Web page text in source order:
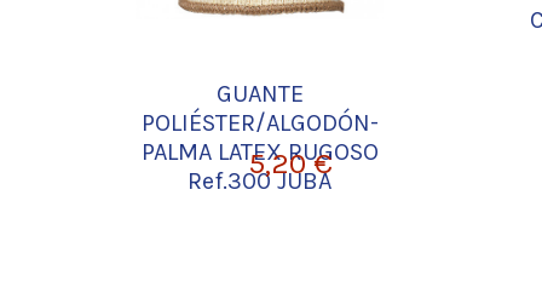
GUANTE
POLIÉSTER/ALGODÓN-
PALMA LATEX RUGOSO
Ref.300 JUBA
5,20 €